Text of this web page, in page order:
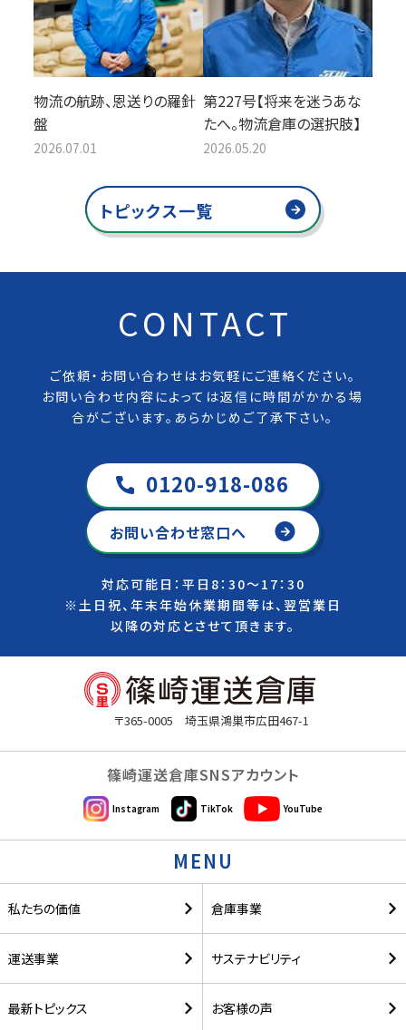
2026.07.01
物流の航跡、恩送りの羅針
盤
2026.05.20
第227号【将来を迷うあな
たへ。物流倉庫の選択肢】
トピックス一覧
CONTACT
ご依頼・お問い合わせはお気軽にご連絡ください。
お問い合わせ内容によっては返信に時間がかかる場
合がございます。あらかじめご了承下さい。
0120-918-086
お問い合わせ窓口へ
対応可能日：平日8：30～17：30
※土日祝、年末年始休業期間等は、翌営業日
以降の対応とさせて頂きます。
〒365-0005 埼玉県鴻巣市広田467-1
篠崎運送倉庫SNSアカウント
Instagram TikTok YouTube
MENU
私たちの価値 倉庫事業
運送事業 サステナビリティ
最新トピックス お客様の声